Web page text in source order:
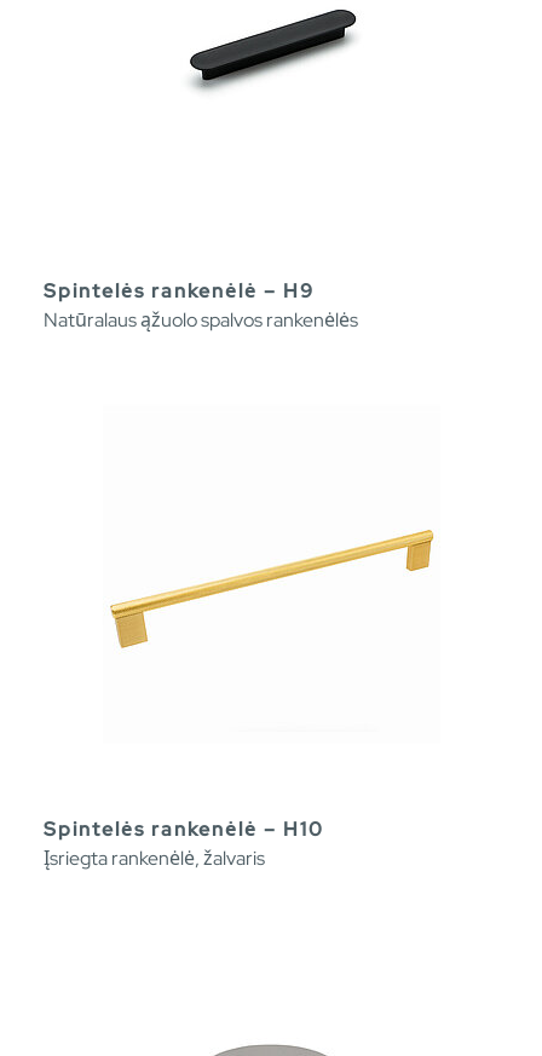
Spintelės rankenėlė – H9
Natūralaus ąžuolo spalvos rankenėlės
Spintelės rankenėlė – H10
Įsriegta rankenėlė, žalvaris